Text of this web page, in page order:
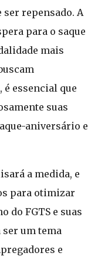
repensado. A
para o saque
mais
essencial que
suas
aniversário e
a medida, e
para otimizar
do FGTS e suas
ser um tema
e